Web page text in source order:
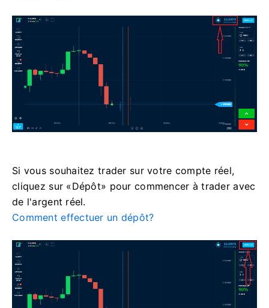
Si vous souhaitez trader sur votre compte réel,
cliquez sur «Dépôt» pour commencer à trader avec
de l'argent réel.
Comment effectuer un dépôt?